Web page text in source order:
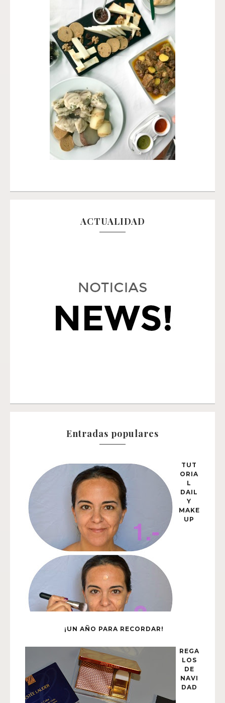
ACTUALIDAD
Entradas populares
TUT
ORIA
L
DAIL
Y
MAKE
UP
¡UN AÑO PARA RECORDAR!
REGA
LOS
DE
NAVI
DAD